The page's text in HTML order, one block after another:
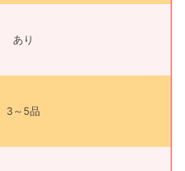
あり
3～5品